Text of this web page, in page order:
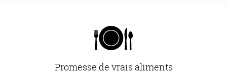
Promesse de vrais aliments